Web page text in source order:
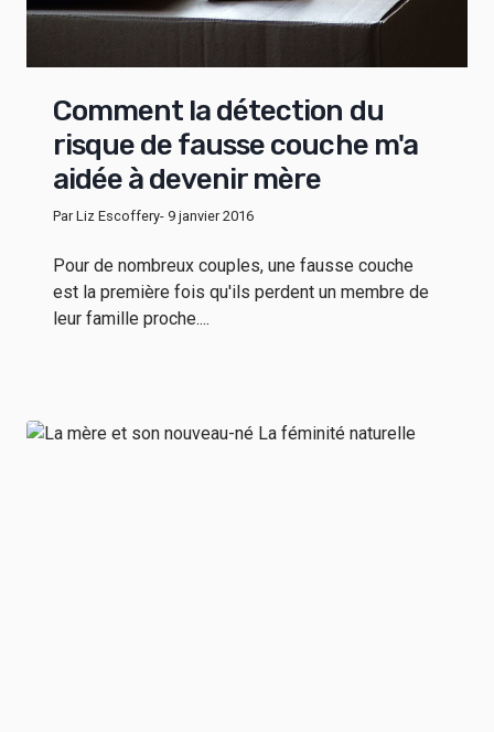
Comment la détection du
risque de fausse couche m'a
aidée à devenir mère
Par Liz Escoffery- 9 janvier 2016
Pour de nombreux couples, une fausse couche
est la première fois qu'ils perdent un membre de
leur famille proche....